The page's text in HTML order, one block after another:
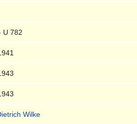
U 782
Wilke